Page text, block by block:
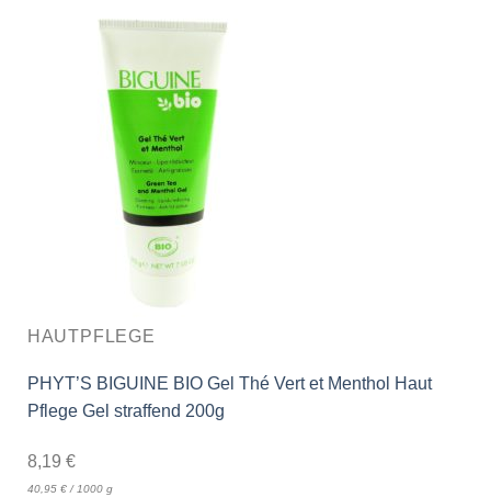
HAUTPFLEGE
PHYT’S BIGUINE BIO Gel Thé Vert et Menthol Haut
Pflege Gel straffend 200g
8,19 €
40,95 €/ 1000 g